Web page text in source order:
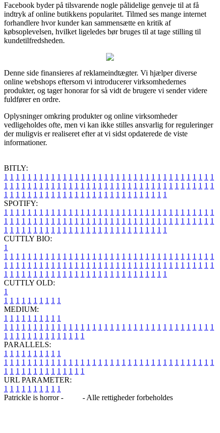
Facebook byder på tilsvarende nogle pålidelige genveje til at få
indtryk af online butikkens popularitet. Tilmed ses mange internet
forhandlere hvor kunder kan sammensætte en kritik af
købsoplevelsen, hvilket ligeledes bør bruges til at tage stilling til
kundetilfredsheden.
Denne side finansieres af reklameindtægter. Vi hjælper diverse
online webshops eftersom vi introducerer virksomhedernes
produkter, og tager honorar for så vidt de brugere vi sender videre
fuldfører en ordre.
Oplysninger omkring produkter og online virksomheder
vedligeholdes ofte, men vi kan ikke stilles ansvarlig for reguleringer
der muligvis er realiseret efter at vi sidst opdaterede de viste
informationer.
BITLY:
1 1 1 1 1 1 1 1 1 1 1 1 1 1 1 1 1 1 1 1 1 1 1 1 1 1 1 1 1 1 1 1 1 1 1 1
1 1 1 1 1 1 1 1 1 1 1 1 1 1 1 1 1 1 1 1 1 1 1 1 1 1 1 1 1 1 1 1 1 1 1 1
1 1 1 1 1 1 1 1 1 1 1 1 1 1 1 1 1 1 1 1 1 1 1 1 1 1 1 1
SPOTIFY:
1 1 1 1 1 1 1 1 1 1 1 1 1 1 1 1 1 1 1 1 1 1 1 1 1 1 1 1 1 1 1 1 1 1 1 1
1 1 1 1 1 1 1 1 1 1 1 1 1 1 1 1 1 1 1 1 1 1 1 1 1 1 1 1 1 1 1 1 1 1 1 1
1 1 1 1 1 1 1 1 1 1 1 1 1 1 1 1 1 1 1 1 1 1 1 1 1 1 1 1
CUTTLY BIO:
1
1 1 1 1 1 1 1 1 1 1 1 1 1 1 1 1 1 1 1 1 1 1 1 1 1 1 1 1 1 1 1 1 1 1 1 1
1 1 1 1 1 1 1 1 1 1 1 1 1 1 1 1 1 1 1 1 1 1 1 1 1 1 1 1 1 1 1 1 1 1 1 1
1 1 1 1 1 1 1 1 1 1 1 1 1 1 1 1 1 1 1 1 1 1 1 1 1 1 1 1
CUTTLY OLD:
1
1 1 1 1 1 1 1 1 1 1
MEDIUM:
1 1 1 1 1 1 1 1 1 1
1 1 1 1 1 1 1 1 1 1 1 1 1 1 1 1 1 1 1 1 1 1 1 1 1 1 1 1 1 1 1 1 1 1 1 1
1 1 1 1 1 1 1 1 1 1 1 1 1 1
PARALLELS:
1 1 1 1 1 1 1 1 1 1
1 1 1 1 1 1 1 1 1 1 1 1 1 1 1 1 1 1 1 1 1 1 1 1 1 1 1 1 1 1 1 1 1 1 1 1
1 1 1 1 1 1 1 1 1 1 1 1 1 1
URL PARAMETER:
1 1 1 1 1 1 1 1 1 1
Patrickle is horror -
- Alle rettigheder forbeholdes